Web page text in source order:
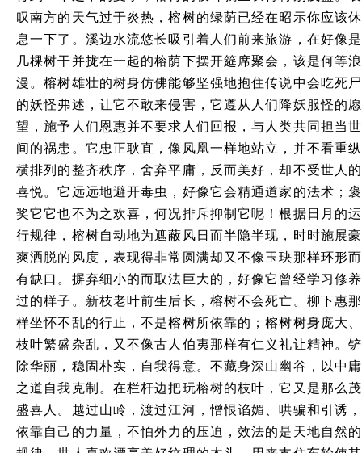
叹南方的天气过于炎热，榕树的绿荫已经在昭示你应该休
息一下了。溪边水流悠长吸引着人们前来旅游，在好像是
几棵树干并拢在一起的榕荫下摆开筵席聚会，该是何等浪
漫。榕树雄壮的树身仿佛能够坚强地抱住传说中会吃死尸
的妖怪弗述，让它不敢来侵害，它遵从人们降妖服怪的愿
望，施予人们恩惠并不要求人们回报，与人类共同担当世
间的祸患。它忠正耿直，像凤凰一样地站立，并不看重纵
横排列的整齐秩序，舍弃平庸，反而美好，却不受世人的
喜悦。它远远地避开毒虫，好像它会精通道家的法术；褒
奖它它也不为之欢喜，何况排斥抑制它呢！根据日月的运
行规律，榕树自动地为遮蔽风日而半隐半现，时时施展豪
爽洒脱的风度，表现得非常圆满却又不像玉玦那样环形而
有缺口。摒弃细小的而取法巨大的，好像它曾经学习修养
过的样子。新枝老叶前生后长，榕树不会死亡。柳下惠那
样坐怀不乱的行止，不是榕树所依靠的；榕树树身庞大、
枝叶繁盛杂乱，又不像古人伯夷那样有仁义礼让精神。铲
除华丽，稳固朴实，自我得意。不藏身深山幽谷，以中庸
之道自我克制。在栏杆边把玩榕树的枝叶，它又是那么茂
盛喜人。越过山岭，渡过江河，憎恨谄媚、哄骗和引诱，
依靠自己的力量，不怕外力的压迫，效法的是天地自然的